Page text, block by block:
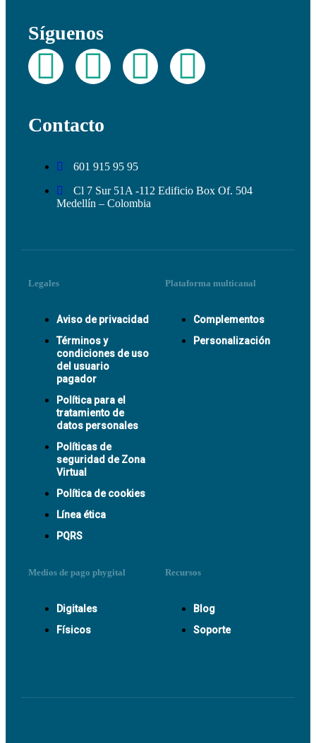
Síguenos
Contacto
601 915 95 95
Cl 7 Sur 51A -112 Edificio Box Of. 504
Medellín – Colombia
Legales
Aviso de privacidad
Términos y
condiciones de uso
del usuario
pagador
Política para el
tratamiento de
datos personales
Políticas de
seguridad de Zona
Virtual
Política de cookies
Línea ética
PQRS
Plataforma multicanal
Complementos
Personalización
Medios de pago phygital
Digitales
Físicos
Recursos
Blog
Soporte